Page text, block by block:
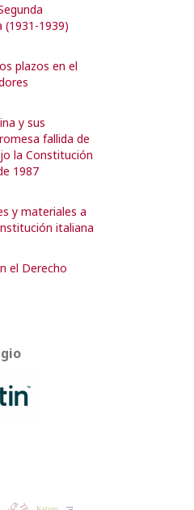
(1931-1939)
plazos en el
y sus
fallida de
la Constitución
1987
y materiales a
italiana
el Derecho